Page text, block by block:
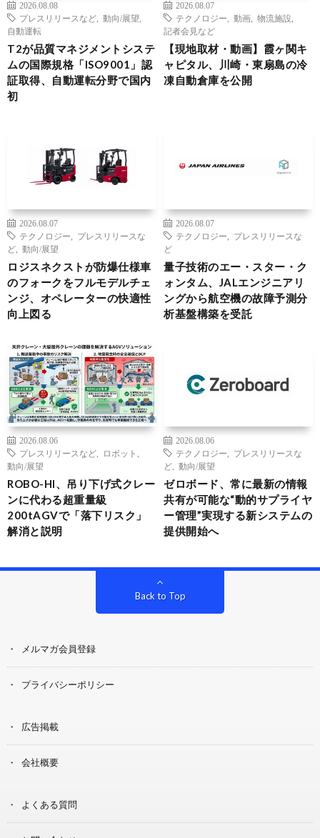
2026.08.08
プレスリリースなど
動向/展望
自動運転
T2が品質マネジメントシステ
ムの国際規格「ISO9001」認
証取得、自動運転分野で国内
初
2026.08.07
テクノロジー
動画 物流施設
記者会見など
【現地取材・動画】霞ヶ関キ
ャピタル、川崎・東扇島の冷
凍自動倉庫を公開
2026.08.07
テクノロジー
プレスリリースな
ど
動向/展望
ロジスネクストが防爆仕様車
のフォークをフルモデルチェ
ンジ、オペレーターの快適性
向上図る
2026.08.07
テクノロジー
プレスリリースな
ど
量子技術のエー・スター・ク
ォンタム、JALエンジニアリ
ングから航空機の故障予測分
析基盤構築を受託
2026.08.06
プレスリリースなど
ロボット
動向/展望
ROBO-HI、吊り下げ式クレー
ンに代わる超重量級
200tAGVで「落下リスク」
解消と説明
2026.08.06
テクノロジー
プレスリリースな
ど
動向/展望
ゼロボード、常に最新の情報
共有が可能な“動的サプライヤ
ー管理”実現する新システムの
提供開始へ
Back to Top
メルマガ会員登録
プライバシーポリシー
広告掲載
会社概要
よくある質問